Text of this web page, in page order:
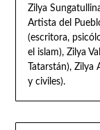
Zilya
Artista del
(escritora,
el islam), Zilya
Tatarstán),
y civiles).